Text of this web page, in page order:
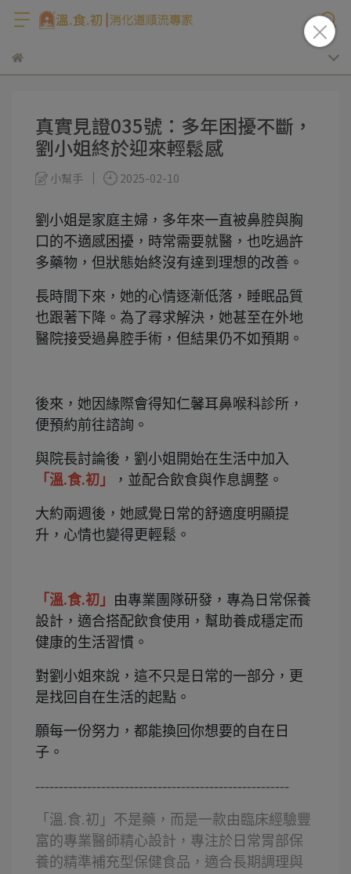
真實見證035號：多年困擾不斷，
劉小姐終於迎來輕鬆感
小幫手 2025-02-10
劉小姐是家庭主婦，多年來一直被鼻腔與胸
口的不適感困擾，時常需要就醫，也吃過許
多藥物，但狀態始終沒有達到理想的改善。
長時間下來，她的心情逐漸低落，睡眠品質
也跟著下降。為了尋求解決，她甚至在外地
醫院接受過鼻腔手術，但結果仍不如預期。
後來，她因緣際會得知仁馨耳鼻喉科診所，
便預約前往諮詢。
與院長討論後，劉小姐開始在生活中加入
「溫.食.初」
，並配合飲食與作息調整。
大約兩週後，她感覺日常的舒適度明顯提
升，心情也變得更輕鬆。
「溫.食.初」 由專業團隊研發，專為日常保養
設計，適合搭配飲食使用，幫助養成穩定而
健康的生活習慣。
對劉小姐來說，這不只是日常的一部分，更
是找回自在生活的起點。
願每一份努力，都能換回你想要的自在日
子。
------------------------------------------------------
「溫.食.初」不是藥，而是一款由臨床經驗豐
富的專業醫師精心設計，專注於日常胃部保
養的精準補充型保健食品，適合長期調理與